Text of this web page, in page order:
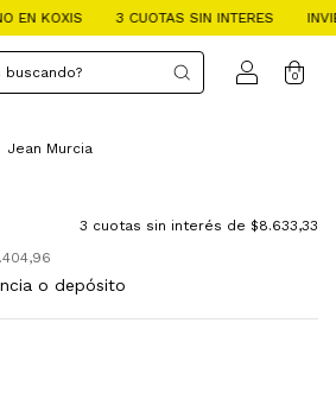
3 CUOTAS SIN INTERES INVIERNO EN
0
Jean Murcia
3 cuotas sin interés de $8.633,33
o depósito